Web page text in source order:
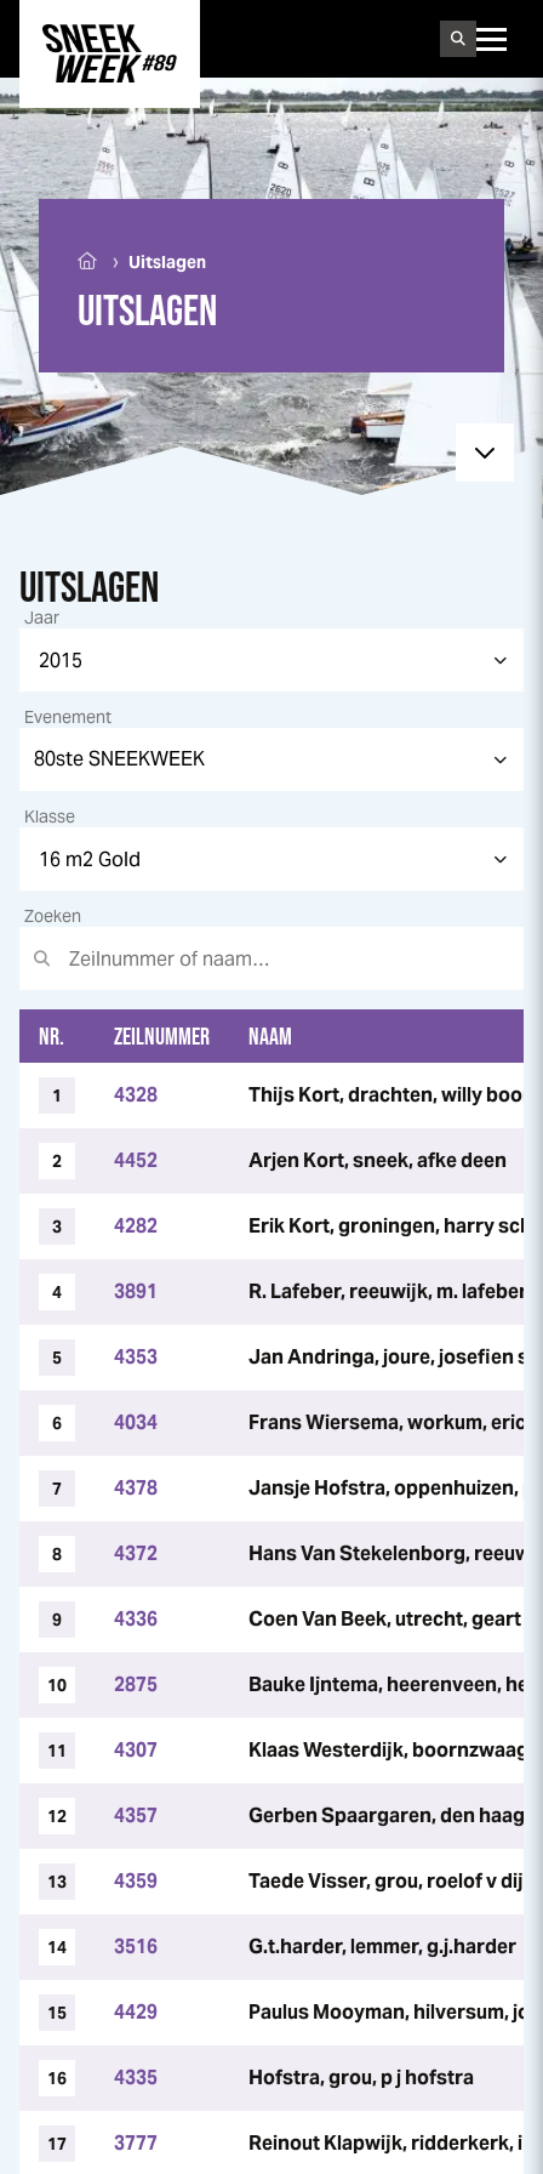
UITSLAGEN
› Uitslagen
UITSLAGEN
Jaar
Evenement
Klasse
Zoeken
NR. ZEILNUMMER NAAM
1 4328 Thijs Kort, drachten, willy
2 4452 Arjen Kort, sneek, afke deen
3 4282 Erik Kort, groningen, harry
4 3891 R. Lafeber, reeuwijk, m. lafeber
5 4353 Jan Andringa, joure, josefien
6 4034 Frans Wiersema, workum, eric
7 4378 Jansje Hofstra, oppenhuizen,
8 4372 Hans Van Stekelenborg,
9 4336 Coen Van Beek, utrecht, geart
10 2875 Bauke Ijntema, heerenveen,
11 4307 Klaas Westerdijk, boornzwaag,
12 4357 Gerben Spaargaren, den haag,
13 4359 Taede Visser, grou, roelof v dijk
14 3516 G.t.harder, lemmer, g.j.harder
15 4429 Paulus Mooyman, hilversum,
16 4335 Hofstra, grou, p j hofstra
17 3777 Reinout Klapwijk, ridderkerk,